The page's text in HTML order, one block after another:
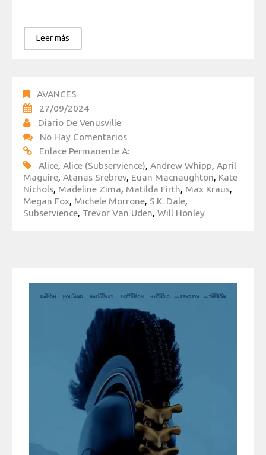
Leer más
AVANCES
27/09/2024
Diario De Venusville
No Hay Comentarios
Enlace Permanente A:
Alice, Alice (Subservience), Andrew Whipp, April
Maguire, Atanas Srebrev, Euan Macnaughton, Kate
Nichols, Madeline Zima, Matilda Firth, Max Kraus,
Megan Fox, Michele Morrone, S.K. Dale,
Subservience, Trevor Van Uden, Will Honley